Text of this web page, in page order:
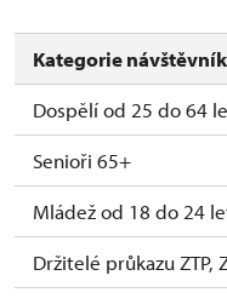
Kategorie
Dospělí od 25 do 64
Senioři 65+
Mládež od 18 do 24
Držitelé průkazu ZTP,